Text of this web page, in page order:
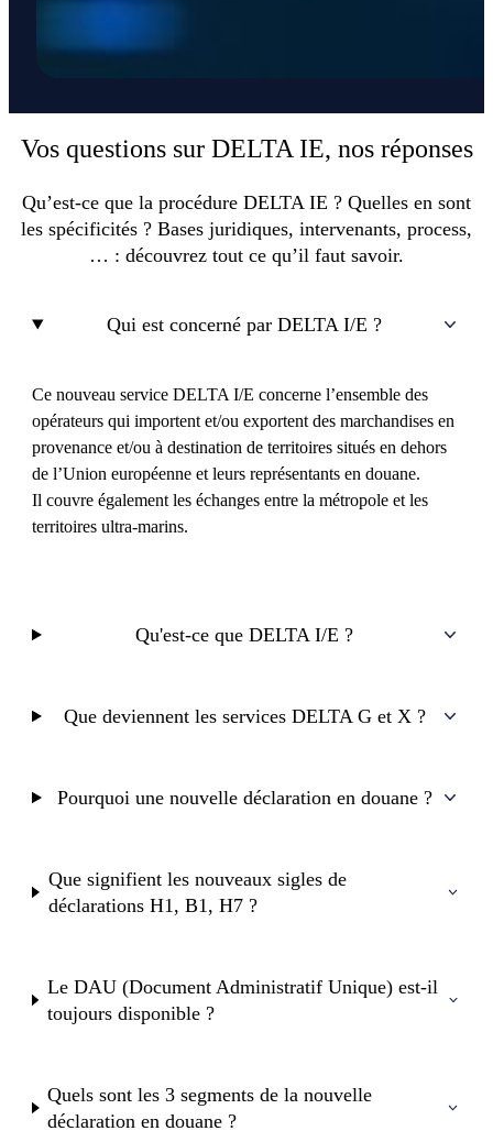
Vos questions sur DELTA IE, nos réponses
Qu’est-ce que la procédure DELTA IE ? Quelles en sont
les spécificités ? Bases juridiques, intervenants, process,
… : découvrez tout ce qu’il faut savoir.
Qui est concerné par DELTA I/E ?
Ce nouveau service DELTA I/E concerne l’ensemble des
opérateurs qui importent et/ou exportent des marchandises en
provenance et/ou à destination de territoires situés en dehors
de l’Union européenne et leurs représentants en douane.
Il couvre également les échanges entre la métropole et les
territoires ultra-marins.
Qu'est-ce que DELTA I/E ?
Que deviennent les services DELTA G et X ?
Pourquoi une nouvelle déclaration en douane ?
Que signifient les nouveaux sigles de
déclarations H1, B1, H7 ?
Le DAU (Document Administratif Unique) est-il
toujours disponible ?
Quels sont les 3 segments de la nouvelle
déclaration en douane ?